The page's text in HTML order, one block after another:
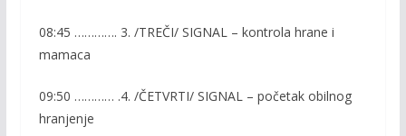
08:45 …………. 3. /TREČI/ SIGNAL – kontrola hrane i
mamaca
09:50 ………… .4. /ČETVRTI/ SIGNAL – početak obilnog
hranjenje